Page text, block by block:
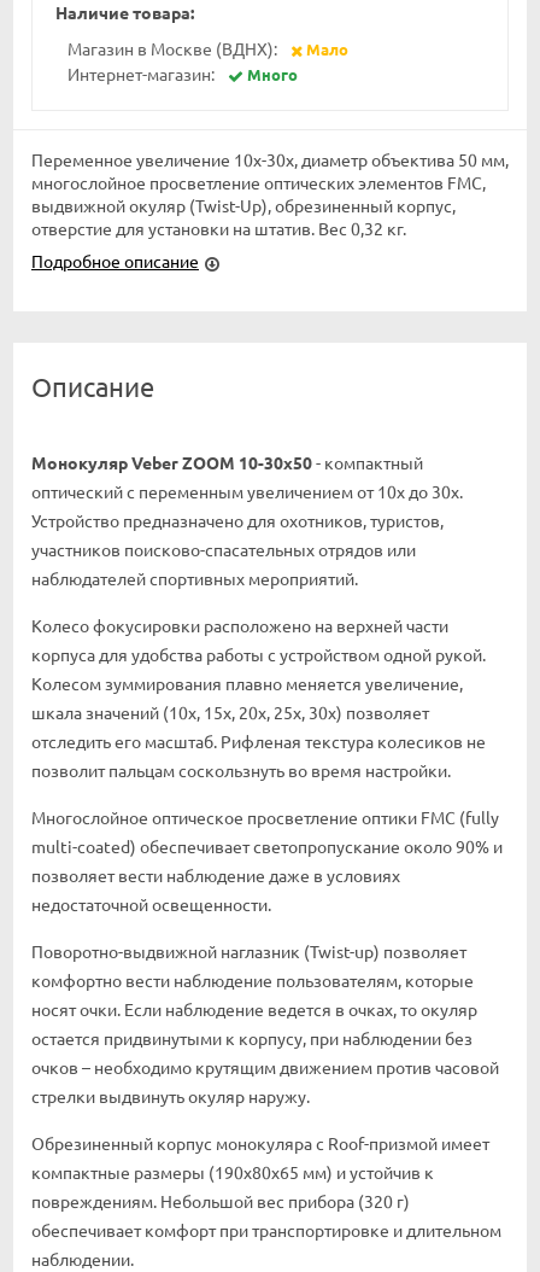
Наличие товара:
Магазин в Москве (ВДНХ):
Мало
Интернет-магазин: Много
Переменное увеличение 10х-30х, диаметр объектива 50 мм,
многослойное просветление оптических элементов FMC,
выдвижной окуляр (Twist-Up), обрезиненный корпус,
отверстие для установки на штатив. Вес 0,32 кг.
Подробное описание
Описание
Монокуляр Veber ZOOM 10-30x50- компактный
оптический с переменным увеличением от 10х до 30х.
Устройство предназначено для охотников, туристов,
участников поисково-спасательных отрядов или
наблюдателей спортивных мероприятий.
Колесо фокусировки расположено на верхней части
корпуса для удобства работы с устройством одной рукой.
Колесом зуммирования плавно меняется увеличение,
шкала значений (10х, 15х, 20х, 25х, 30х) позволяет
отследить его масштаб. Рифленая текстура колесиков не
позволит пальцам соскользнуть во время настройки.
Многослойное оптическое просветление оптики FMC (fully
multi-coated) обеспечивает светопропускание около 90% и
позволяет вести наблюдение даже в условиях
недостаточной освещенности.
Поворотно-выдвижной наглазник (Twist-up) позволяет
комфортно вести наблюдение пользователям, которые
носят очки. Если наблюдение ведется в очках, то окуляр
остается придвинутыми к корпусу, при наблюдении без
очков – необходимо крутящим движением против часовой
стрелки выдвинуть окуляр наружу.
Обрезиненный корпус монокуляра с Roof-призмой имеет
компактные размеры (190х80х65 мм) и устойчив к
повреждениям. Небольшой вес прибора (320 г)
обеспечивает комфорт при транспортировке и длительном
наблюдении.